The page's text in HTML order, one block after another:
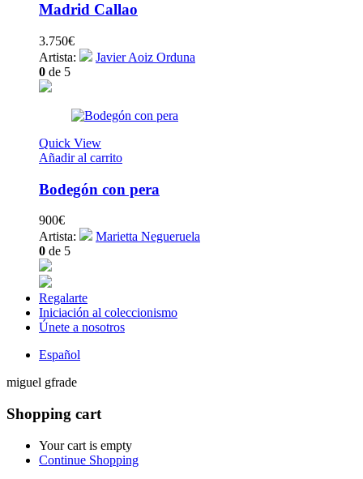
Madrid Callao
3.750€
Artista:
Javier Aoiz Orduna
0 de 5
Quick View
Añadir al carrito
Bodegón con pera
900€
Artista:
Marietta Negueruela
0 de 5
Regalarte
Iniciación al coleccionismo
Únete a nosotros
Español
miguel gfrade
Shopping cart
Your cart is empty
Continue Shopping